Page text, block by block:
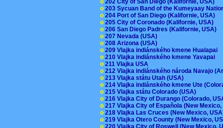
o 203 Sycuan Band of the Kumeyaay
o 204 Port of San Diego (Kalifornie, USA)
o 205 City of Coronado (Kalifornie, USA)
o 206 San Diego Padres (Kalifornie, USA)
o 207 Nevada (USA)
o 208 Arizona (USA)
o 209 Vlajka indiánského kmene Hualapai
o 210 Vlajka indiánského kmene Yavapai
o 211 Vlajka USA
o 212 Vlajka indiánského národa Navajo
o 213 Vlajka státu Utah (USA)
o 214 Vlajka indiánského kmene Ute
o 215 Vlajka státu Colorado (USA)
o 216 Vlajka City of Durango (Colorado,
o 217 Vlajka City of Espaňola (New
o 218 Vlajka Las Cruces (New Mexico,
o 219 Vlajka Otero County (New Mexico,
o 220 Vlajka City of Roswell (New Mexico,